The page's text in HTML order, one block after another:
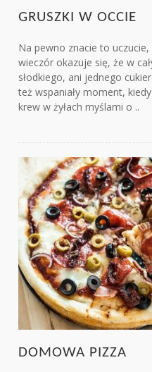
GRUSZKI W OCCIE
Na pewno znacie to
wieczór okazuje się, że w
słodkiego, ani jednego
też wspaniały moment,
krew w żyłach myślami o ..
DOMOWA PIZZA